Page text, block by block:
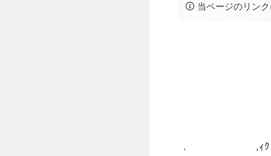
当ページのリン
. 　 　 　 　 　 ,ｨ